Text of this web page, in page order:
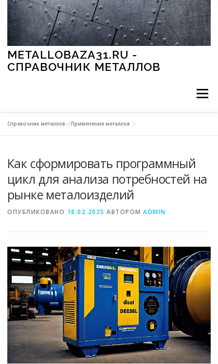
Перейти к содержимому
METALLOBAZA31.RU -
СПРАВОЧНИК МЕТАЛЛОВ
Меню
МЕТАЛЛЫ И ОКРУЖАЮЩАЯ СРЕДА
ПРИМЕНЕНИЕ МЕТАЛЛОВ
СТАТЬИ
Справочник металлов »Применение металлов
Как сформировать программный
цикл для анализа потребностей на
рынке металоизделий
ОПУБЛИКОВАНО 18.02.2025 АВТОРОМ ADMIN